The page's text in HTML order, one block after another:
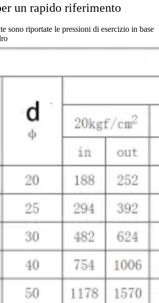
un rapido riferimento
sono riportate le pressioni di esercizio in base